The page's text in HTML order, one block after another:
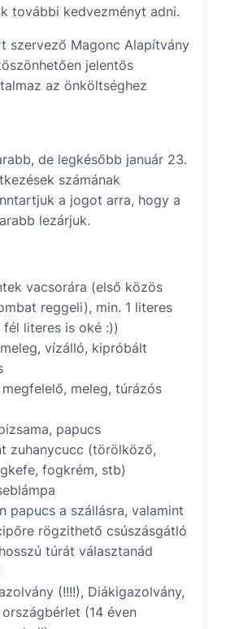
további kedvezményt adni.
szervező Magonc Alapítvány
jelentős
az önköltséghez
de legkésőbb január 23.
számának
a jogot arra, hogy a
lezárjuk.
vacsorára (első közös
reggeli), min. 1 literes
literes is oké :))
vízálló, kipróbált
meleg, túrázós
papucs
zuhanycucc (törölköző,
fogkrém, stb)
papucs a szállásra, valamint
rögzithető csúszásgátló
túrát választanád
(!!!!), Diákigazolvány,
(14 éven